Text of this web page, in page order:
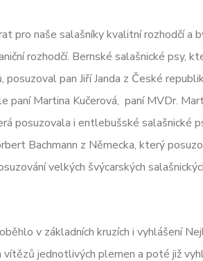
pro naše salašníky kvalitní rozhodčí a
rozhodčí. Bernské salašnické psy,
pan Jiří Janda z České
paní Martina Kučerová, paní MVDr.
posuzovala i entlebušské salašnické
Bachmann z Německa, který
velkých švýcarských
v základních kruzích i vyhlášení
jednotlivých plemen a poté již